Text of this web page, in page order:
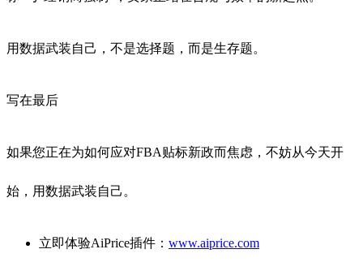
用数据武装自己，不是选择题，而是生存题。
写在最后
如果您正在为如何应对FBA贴标新政而焦虑，不妨从今天开
始，用数据武装自己。
立即体验AiPrice插件： www.aiprice.com